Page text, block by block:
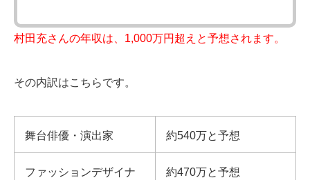
村田充さんの年収は、1,000万円超えと予想されます。
その内訳はこちらです。
舞台俳優・演出家 約540万と予想
ファッションデザイナ 約470万と予想